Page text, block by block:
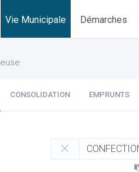
Vie Municipale Démarches
CONSOLIDATION EMPRUNTS